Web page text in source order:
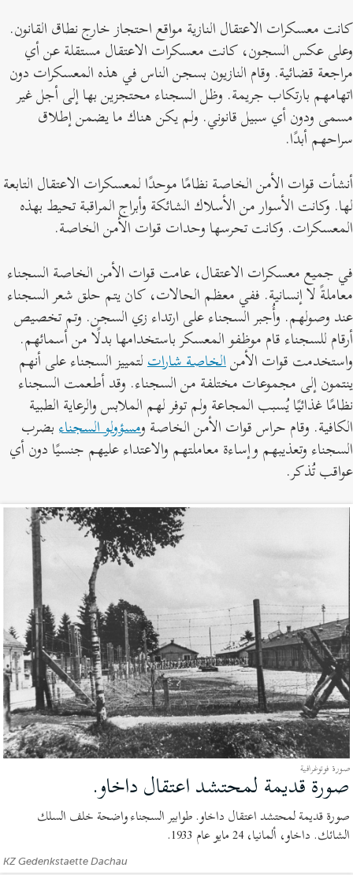
معسكرات الاعتقال النازية مواقع احتجاز خارج نطاق القانون.
عكس السجون، كانت معسكرات الاعتقال مستقلة عن أي
قضائية. وقام النازيون بسجن الناس في هذه المعسكرات دون
بارتكاب جريمة. وظل السجناء محتجزين بها إلى أجل غير
ودون أي سبيل قانوني. ولم يكن هناك ما يضمن إطلاق
أبدًا.
قوات الأمن الخاصة نظامًا موحدًا لمعسكرات الاعتقال التابعة
وكانت الأسوار من الأسلاك الشائكة وأبراج المراقبة تحيط بهذه
وكانت تحرسها وحدات قوات الأمن الخاصة.
جميع معسكرات الاعتقال، عامت قوات الأمن الخاصة السجناء
لا إنسانية. ففي معظم الحالات، كان يتم حلق شعر السجناء
وصولهم. وأُجبر السجناء على ارتداء زي السجن. وتم تخصيص
للسجناء قام موظفو المعسكر باستخدامها بدلًا من أسمائهم.
قوات الأمنالخاصة شاراتلتمييز السجناء على أنهم
إلى مجموعات مختلفة من السجناء. وقد أطعمت السجناء
غذائيًا يُسبب المجاعة ولم توفر لهم الملابس والرعاية الطبية
وقام حراس قوات الأمن الخاصة ومسؤولو السجناءبضرب
وتعذيبهم وإساءة معاملتهم والاعتداء عليهم جنسيًا دون أي
تُذكر.
صورة فوتوغرافية
صورة قديمة لمحتشد اعتقال داخاو.(صورة
فوتوغرافية)
صورة قديمة لمحتشد اعتقال داخاو. طوابير السجناء واضحة خلف السلك
الشائك. داخاو، ألمانيا، 24 مايو عام 1933.
KZ Gedenkstaette Dachau